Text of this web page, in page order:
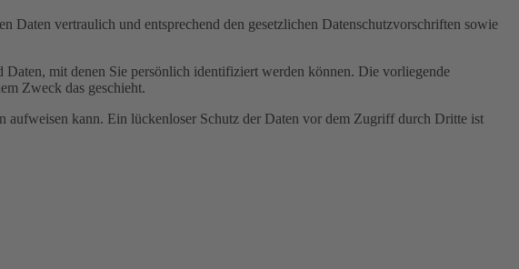
Daten vertraulich und entsprechend den gesetzlichen Datenschutzvorschriften sowie
Daten, mit denen Sie persönlich identifiziert werden können. Die vorliegende
Zweck das geschieht.
kann. Ein lückenloser Schutz der Daten vor dem Zugriff durch Dritte ist